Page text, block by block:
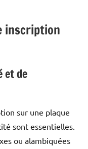
inscription
et de
sur une plaque
sont essentielles.
ou alambiquées